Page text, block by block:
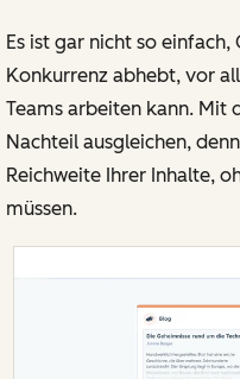
Es ist gar nicht so
Konkurrenz abhebt, vor
Teams arbeiten kann. Mit
Nachteil ausgleichen,
Reichweite Ihrer Inhalte,
müssen.